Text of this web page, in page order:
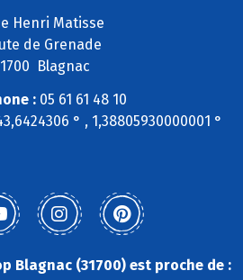
Henri Matisse
de Grenade
Blagnac
: 05 61 61 48 10
° , 1,38805930000001 °
Blagnac (31700) est proche de :